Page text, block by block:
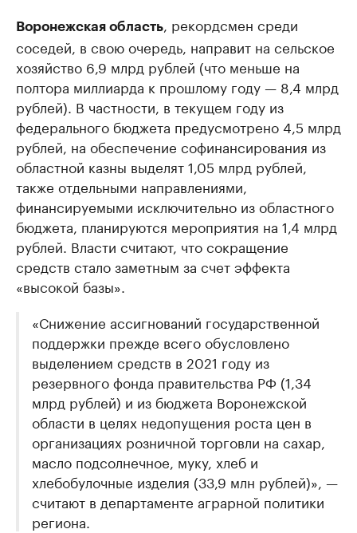
Воронежская область, рекордсмен среди
соседей, в свою очередь, направит на сельское
хозяйство 6,9 млрд рублей (что меньше на
полтора миллиарда к прошлому году — 8,4 млрд
рублей). В частности, в текущем году из
федерального бюджета предусмотрено 4,5 млрд
рублей, на обеспечение софинансирования из
областной казны выделят 1,05 млрд рублей,
также отдельными направлениями,
финансируемыми исключительно из областного
бюджета, планируются мероприятия на 1,4 млрд
рублей. Власти считают, что сокращение
средств стало заметным за счет эффекта
«высокой базы».
«Снижение ассигнований государственной
поддержки прежде всего обусловлено
выделением средств в 2021 году из
резервного фонда правительства РФ (1,34
млрд рублей) и из бюджета Воронежской
области в целях недопущения роста цен в
организациях розничной торговли на сахар,
масло подсолнечное, муку, хлеб и
хлебобулочные изделия (33,9 млн рублей)», —
считают в департаменте аграрной политики
региона.